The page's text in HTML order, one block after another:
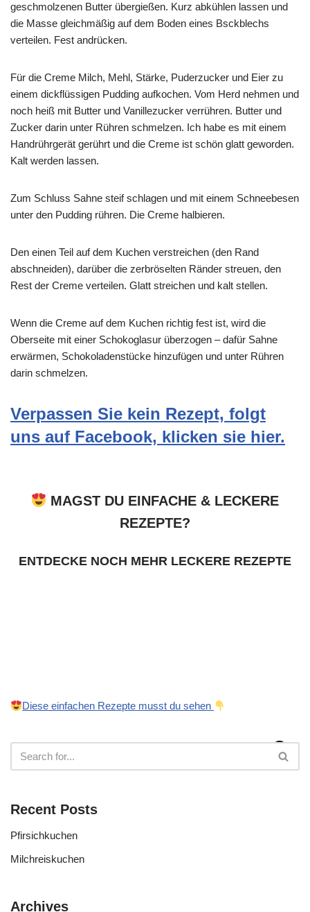
geschmolzenen Butter übergießen. Kurz abkühlen lassen und
die Masse gleichmäßig auf dem Boden eines Bsckblechs
verteilen. Fest andrücken.
Für die Creme Milch, Mehl, Stärke, Puderzucker und Eier zu
einem dickflüssigen Pudding aufkochen. Vom Herd nehmen und
noch heiß mit Butter und Vanillezucker verrühren. Butter und
Zucker darin unter Rühren schmelzen. Ich habe es mit einem
Handrührgerät gerührt und die Creme ist schön glatt geworden.
Kalt werden lassen.
Zum Schluss Sahne steif schlagen und mit einem Schneebesen
unter den Pudding rühren. Die Creme halbieren.
Den einen Teil auf dem Kuchen verstreichen (den Rand
abschneiden), darüber die zerbröselten Ränder streuen, den
Rest der Creme verteilen. Glatt streichen und kalt stellen.
Wenn die Creme auf dem Kuchen richtig fest ist, wird die
Oberseite mit einer Schokoglasur überzogen – dafür Sahne
erwärmen, Schokoladenstücke hinzufügen und unter Rühren
darin schmelzen.
Verpassen Sie kein Rezept, folgt
uns auf Facebook, klicken sie hier.
MAGST DU EINFACHE & LECKERE
REZEPTE?
ENTDECKE NOCH MEHR LECKERE REZEPTE
Diese einfachen Rezepte musst du sehen
Recent Posts
Pfirsichkuchen
Milchreiskuchen
Archives